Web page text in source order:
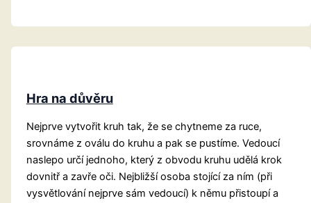
Hra na důvěru
Nejprve vytvořit kruh tak, že se chytneme za ruce,
srovnáme z oválu do kruhu a pak se pustíme. Vedoucí
naslepo určí jednoho, který z obvodu kruhu udělá krok
dovnitř a zavře oči. Nejbližší osoba stojící za ním (při
vysvětlování nejprve sám vedoucí) k němu přistoupí a